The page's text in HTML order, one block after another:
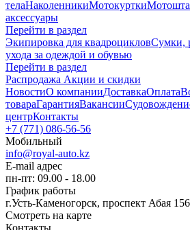
телаНаколенникиМотокуртки
аксессуары
Перейти в раздел
Экипировка для квадроцикловСумки,
ухода за одеждой и обувью
Перейти в раздел
Распродажа Акции и скидки
НовостиО компанииДоставкаОплата
товараГарантияВакансии
центрКонтакты
+7 (771) 086-56-56
Мобильный
info@royal-auto.kz
E-mail адрес
пн-пт: 09.00 - 18.00
График работы
г.Усть-Каменогорск, проспект Абая
Смотреть на карте
Контакты